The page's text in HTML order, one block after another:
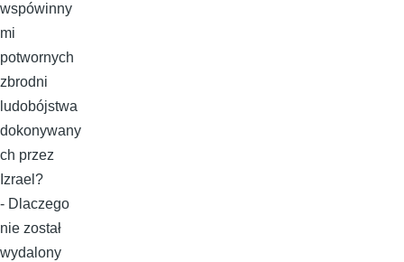
wspówinny
mi
potwornych
zbrodni
ludobójstwa
dokonywany
ch przez
Izrael?
- Dlaczego
nie został
wydalony